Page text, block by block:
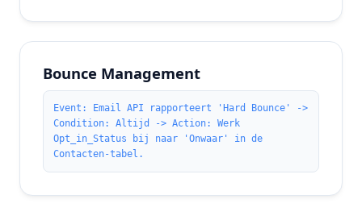
Bounce Management
Event: Email API rapporteert 'Hard Bounce' ->
Condition: Altijd -> Action: Werk
Opt_in_Status bij naar 'Onwaar' in de
Contacten-tabel.